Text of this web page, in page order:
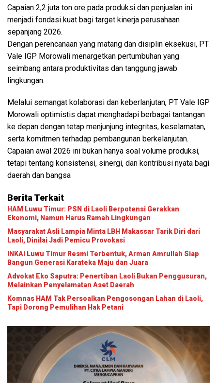
Capaian 2,2 juta ton ore pada produksi dan penjualan ini
menjadi fondasi kuat bagi target kinerja perusahaan
sepanjang 2026.
Dengan perencanaan yang matang dan disiplin eksekusi, PT
Vale IGP Morowali menargetkan pertumbuhan yang
seimbang antara produktivitas dan tanggung jawab
lingkungan.
Melalui semangat kolaborasi dan keberlanjutan, PT Vale IGP
Morowali optimistis dapat menghadapi berbagai tantangan
ke depan dengan tetap menjunjung integritas, keselamatan,
serta komitmen terhadap pembangunan berkelanjutan.
Capaian awal 2026 ini bukan hanya soal volume produksi,
tetapi tentang konsistensi, sinergi, dan kontribusi nyata bagi
daerah dan bangsa
Berita Terkait
HAM Luwu Timur: PSN di Laoli Berpotensi Gerakkan
Ekonomi, Namun Harus Ramah Lingkungan
Masyarakat Asli Lampia Minta LBH Makassar Tarik Diri dari
Laoli, Dinilai Jadi Pemicu Provokasi
INKAI Luwu Timur Resmi Terbentuk, Arman Amrullah Siap
Bangun Generasi Karateka Maju dan Juara
Advokat Eko Saputra: Penertiban Laoli Bukan Penggusuran,
Melainkan Penyelamatan Aset Daerah
Komnas HAM Tak Persoalkan Pengosongan Lahan di Laoli,
Tapi Dorong Pemulihan Hak Petani